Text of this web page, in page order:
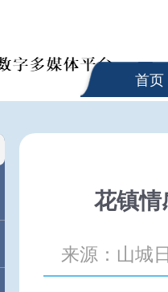
首页
花镇情
来源：山城